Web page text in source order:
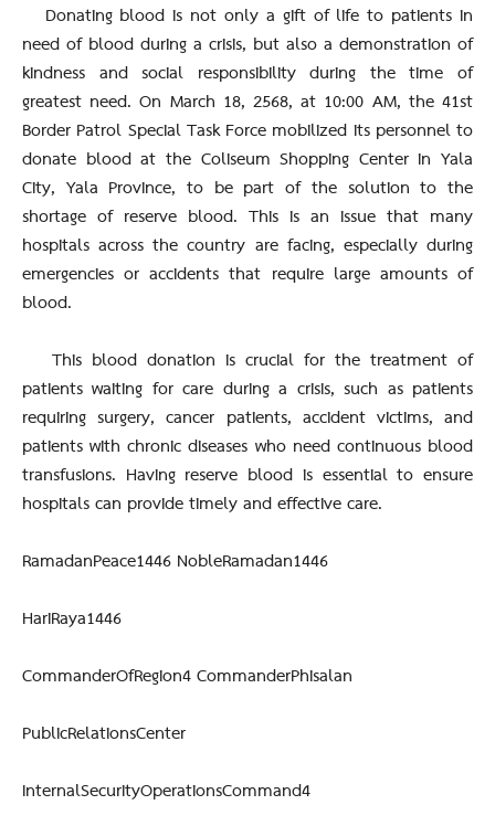
Donating blood is not only a gift of life to patients in
need of blood during a crisis, but also a demonstration of
kindness and social responsibility during the time of
greatest need. On March 18, 2568, at 10:00 AM, the 41st
Border Patrol Special Task Force mobilized its personnel to
donate blood at the Coliseum Shopping Center in Yala
City, Yala Province, to be part of the solution to the
shortage of reserve blood. This is an issue that many
hospitals across the country are facing, especially during
emergencies or accidents that require large amounts of
blood.
This blood donation is crucial for the treatment of
patients waiting for care during a crisis, such as patients
requiring surgery, cancer patients, accident victims, and
patients with chronic diseases who need continuous blood
transfusions. Having reserve blood is essential to ensure
hospitals can provide timely and effective care.
RamadanPeace1446 NobleRamadan1446
HariRaya1446
CommanderOfRegion4 CommanderPhisalan
PublicRelationsCenter
InternalSecurityOperationsCommand4